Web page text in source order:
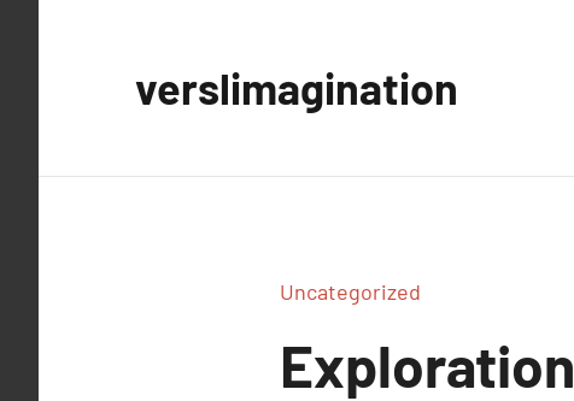
verslimagination
Uncategorized